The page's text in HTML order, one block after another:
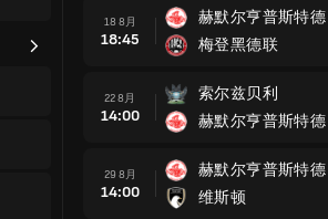
18 8月
18:45
赫默尔亨普斯特德
梅登黑德联
22 8月
14:00
索尔兹贝利
赫默尔亨普斯特德
29 8月
14:00
赫默尔亨普斯特德
维斯顿